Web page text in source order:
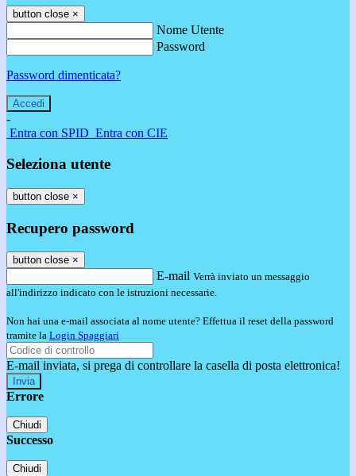
button close ×
Nome Utente
Password
Password dimenticata?
-
Entra con SPID Entra con CIE
Seleziona utente
button close ×
Recupero password
button close ×
E-mail Verrà inviato un messaggio
all'indirizzo indicato con le istruzioni necessarie.
Non hai una e-mail associata al nome utente? Effettua il reset della password
tramite la Login Spaggiari
E-mail inviata, si prega di controllare la casella di posta elettronica!
Errore
Chiudi
Successo
Chiudi